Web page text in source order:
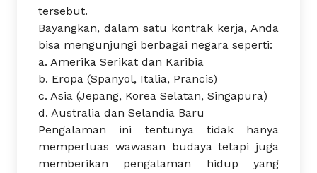
tersebut.
Bayangkan, dalam satu kontrak kerja, Anda
bisa mengunjungi berbagai negara seperti:
a. Amerika Serikat dan Karibia
b. Eropa (Spanyol, Italia, Prancis)
c. Asia (Jepang, Korea Selatan, Singapura)
d. Australia dan Selandia Baru
Pengalaman ini tentunya tidak hanya
memperluas wawasan budaya tetapi juga
memberikan pengalaman hidup yang